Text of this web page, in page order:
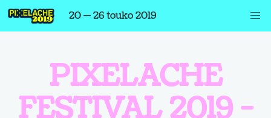
20 — 26 touko 2019
PIXELACHE
FESTIVAL 2019 -